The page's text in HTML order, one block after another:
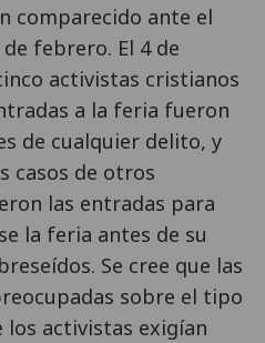
comparecido ante el
febrero. El 4 de
activistas cristianos
a la feria fueron
de cualquier delito, y
casos de otros
las entradas para
la feria antes de su
Se cree que las
sobre el tipo
los activistas exigían